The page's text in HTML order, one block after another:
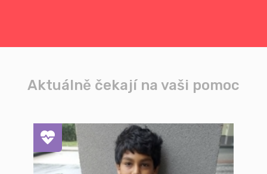
Aktuálně čekají na vaši pomoc